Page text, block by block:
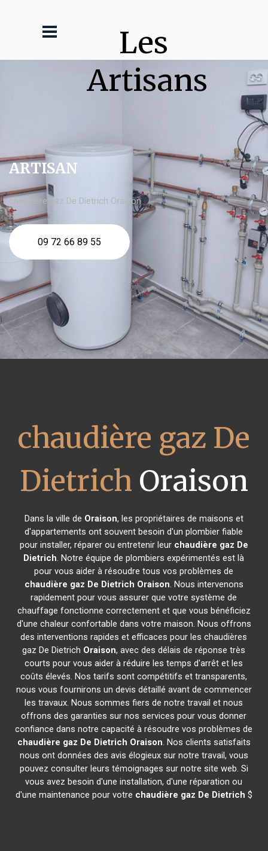
Les
Artisans
ARTISAN
chaudière gaz De Dietrich Oraison
09 72 66 89 55
chaudière gaz De
Dietrich Oraison
Dans la ville de Oraison, les propriétaires de maisons et
d'appartements ont souvent besoin d'un plombier fiable
pour installer, réparer ou entretenir leur chaudière gaz De
Dietrich. Notre équipe de plombiers expérimentés est là
pour vous aider à résoudre tous vos problèmes de
chaudière gaz De Dietrich Oraison. Nous intervenons
rapidement pour vous assurer que votre système de
chauffage fonctionne correctement et que vous bénéficiez
d'une chaleur confortable dans votre maison. Nous offrons
des interventions rapides et efficaces pour les chaudières
gaz De Dietrich Oraison, avec des délais de réponse très
courts pour vous aider à réduire les temps d'arrêt et les
coûts élevés. Nos tarifs sont compétitifs et transparents,
nous vous fournirons un devis détaillé avant de commencer
les travaux. Nous sommes fiers de notre travail et nous
offrons des garanties sur nos services pour vous donner
confiance dans notre capacité à résoudre vos problèmes de
chaudière gaz De Dietrich Oraison. Nos clients satisfaits
nous ont données des avis élogieux sur notre travail, vous
pouvez consulter leurs témoignages sur notre site web. Si
vous avez besoin d'une installation, d'une réparation ou
d'une maintenance pour votre chaudière gaz De Dietrich $